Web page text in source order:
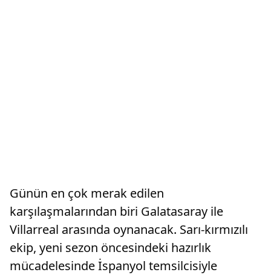
Günün en çok merak edilen
karşılaşmalarından biri Galatasaray ile
Villarreal arasında oynanacak. Sarı-kırmızılı
ekip, yeni sezon öncesindeki hazırlık
mücadelesinde İspanyol temsilcisiyle